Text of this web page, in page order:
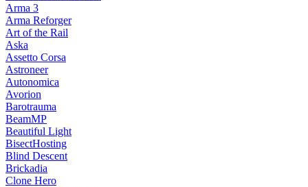
Arma 3
Arma Reforger
Art of the Rail
Aska
Assetto Corsa
Astroneer
Autonomica
Avorion
Barotrauma
BeamMP
Beautiful Light
BisectHosting
Blind Descent
Brickadia
Clone Hero